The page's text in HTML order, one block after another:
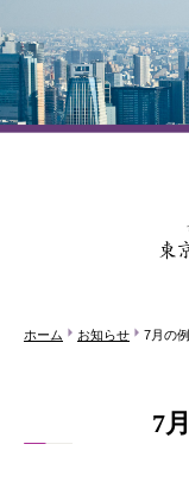
ホーム お知らせ 7月の
7